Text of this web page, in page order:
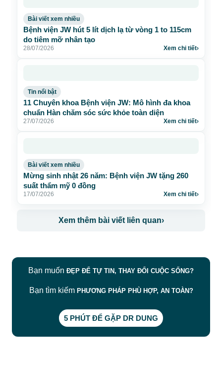
Bài viết xem nhiều
Bệnh viện JW hút 5 lít dịch lạ từ vòng 1 to 115cm
do tiêm mỡ nhân tạo
28/07/2026 Xem chi tiết›
Tin nổi bật
11 Chuyên khoa Bệnh viện JW: Mô hình đa khoa
chuẩn Hàn chăm sóc sức khỏe toàn diện
27/07/2026 Xem chi tiết›
Bài viết xem nhiều
Mừng sinh nhật 26 năm: Bệnh viện JW tặng 260
suất thẩm mỹ 0 đồng
17/07/2026 Xem chi tiết›
Xem thêm bài viết liên quan›
Bạn muốn ĐẸP ĐỂ TỰ TIN, THAY ĐỔI CUỘC SỐNG?
Bạn tìm kiếm PHƯƠNG PHÁP PHÙ HỢP, AN TOÀN?
5 PHÚT ĐỂ GẶP DR DUNG